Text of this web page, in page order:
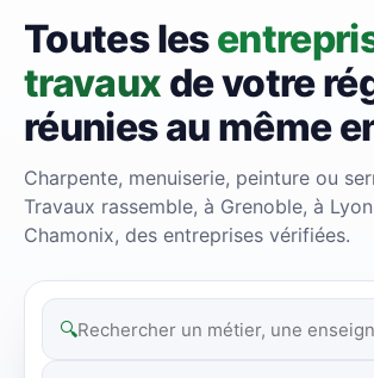
Toutes les
travaux de votre
réunies au même
Charpente, menuiserie, peinture ou
Travaux rassemble, à Grenoble, à
Chamonix, des entreprises vérifiées.
🔍